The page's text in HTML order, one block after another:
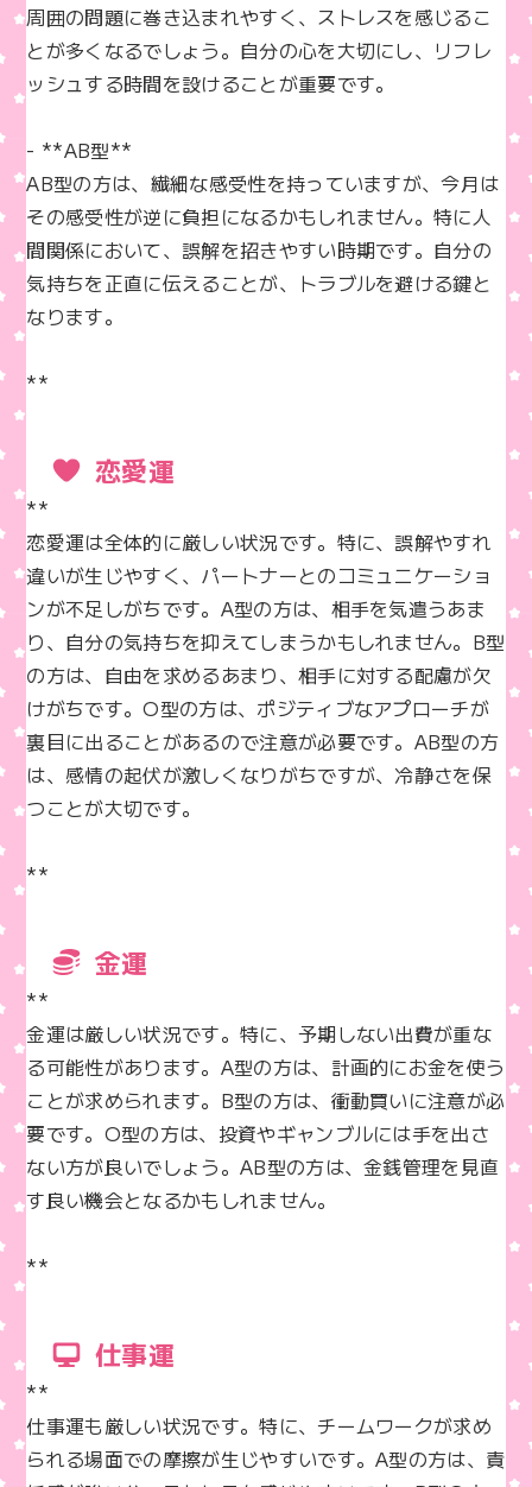
周囲の問題に巻き込まれやすく、ストレスを感じるこ
とが多くなるでしょう。自分の心を大切にし、リフレ
ッシュする時間を設けることが重要です。
- **AB型**
AB型の方は、繊細な感受性を持っていますが、今月は
その感受性が逆に負担になるかもしれません。特に人
間関係において、誤解を招きやすい時期です。自分の
気持ちを正直に伝えることが、トラブルを避ける鍵と
なります。
**
恋愛運
**
恋愛運は全体的に厳しい状況です。特に、誤解やすれ
違いが生じやすく、パートナーとのコミュニケーショ
ンが不足しがちです。A型の方は、相手を気遣うあま
り、自分の気持ちを抑えてしまうかもしれません。B型
の方は、自由を求めるあまり、相手に対する配慮が欠
けがちです。O型の方は、ポジティブなアプローチが
裏目に出ることがあるので注意が必要です。AB型の方
は、感情の起伏が激しくなりがちですが、冷静さを保
つことが大切です。
**
金運
**
金運は厳しい状況です。特に、予期しない出費が重な
る可能性があります。A型の方は、計画的にお金を使う
ことが求められます。B型の方は、衝動買いに注意が必
要です。O型の方は、投資やギャンブルには手を出さ
ない方が良いでしょう。AB型の方は、金銭管理を見直
す良い機会となるかもしれません。
**
仕事運
**
仕事運も厳しい状況です。特に、チームワークが求め
られる場面での摩擦が生じやすいです。A型の方は、責